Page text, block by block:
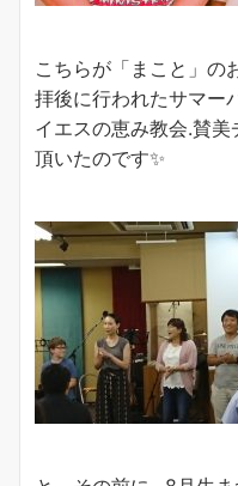
こちらが「まこと」の
拝後に行われたサマー
イエスの恵み教会.賛
頂いたのです✨